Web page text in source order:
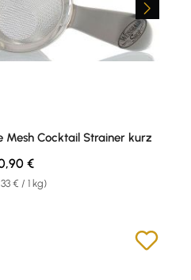
Mesh Cocktail Strainer kurz
€ / 1 kg)
Preis:
€